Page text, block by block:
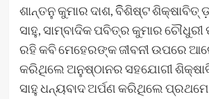
ଶାନ୍ତନୁ କୁମାର ଦାଶ, ବିିଶିଷ୍ଟ ଶିକ୍ଷାବିତ୍‌
ସାହୁ, ସାମ୍ବାଦିକ ପବିତ୍ର କୁମାର
ରହି କବି ମେହେରଙ୍କ ଜୀବନୀ ଉପରେ
କରିଥିଲେ ଅନୁଷ୍ଠାନର ସହଯୋଗୀ
ସାହୁ ଧନ୍ୟବାଦ ଅର୍ପଣ କରିଥିଲେ ପ୍ରଥମେ